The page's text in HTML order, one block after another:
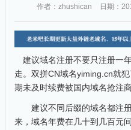
作者：zhushican 日期：
建议域名注册不要只注册一
走。双拼CN域名yiming.cn就
期未及时续费被国内域名抢注商
建议不同后缀的域名都注册
来，域名年费在几十到几百元